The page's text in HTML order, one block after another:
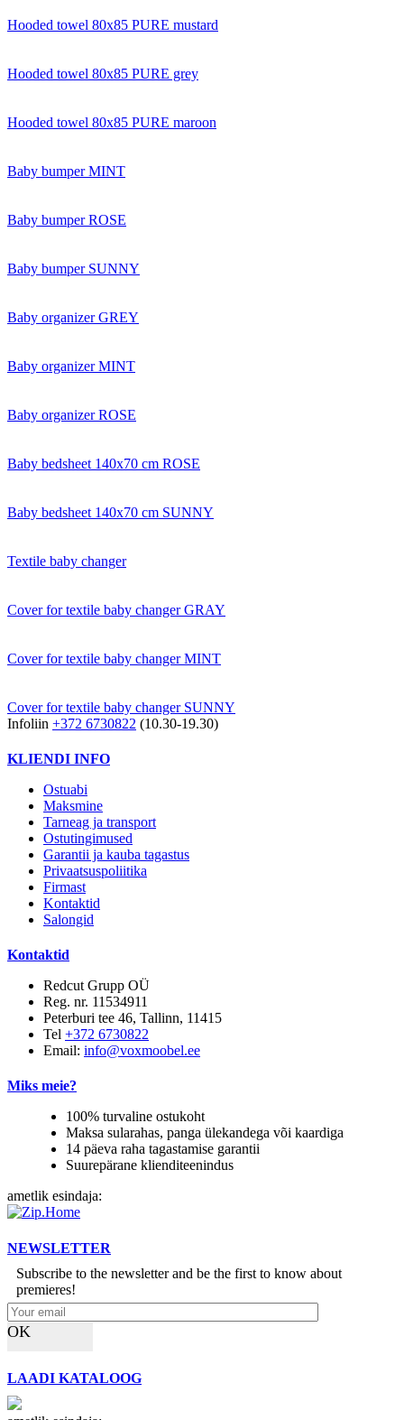
Hooded towel 80x85 PURE mustard
Hooded towel 80x85 PURE grey
Hooded towel 80x85 PURE maroon
Baby bumper MINT
Baby bumper ROSE
Baby bumper SUNNY
Baby organizer GREY
Baby organizer MINT
Baby organizer ROSE
Baby bedsheet 140x70 cm ROSE
Baby bedsheet 140x70 cm SUNNY
Textile baby changer
Cover for textile baby changer GRAY
Cover for textile baby changer MINT
Cover for textile baby changer SUNNY
Infoliin +372 6730822 (10.30-19.30)
KLIENDI INFO
Ostuabi
Maksmine
Tarneag ja transport
Ostutingimused
Garantii ja kauba tagastus
Privaatsuspoliitika
Firmast
Kontaktid
Salongid
Kontaktid
Redcut Grupp OÜ
Reg. nr. 11534911
Peterburi tee 46, Tallinn, 11415
Tel +372 6730822
Email: info@voxmoobel.ee
Miks meie?
100% turvaline ostukoht
Maksa sularahas, panga ülekandega või kaardiga
14 päeva raha tagastamise garantii
Suurepärane klienditeenindus
ametlik esindaja:
NEWSLETTER
Subscribe to the newsletter and be the first to know about
premieres!
OK
LAADI KATALOOG